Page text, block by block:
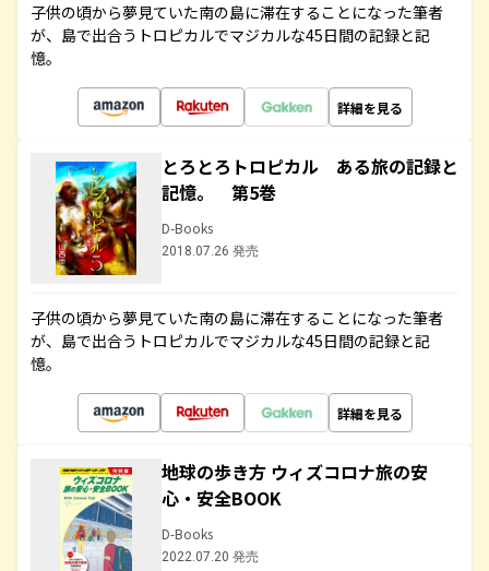
子供の頃から夢見ていた南の島に滞在することになった筆者
が、島で出合うトロピカルでマジカルな45日間の記録と記
憶。
詳細を見る
とろとろトロピカル ある旅の記録と
記憶。 第5巻
D-Books
2018.07.26 発売
子供の頃から夢見ていた南の島に滞在することになった筆者
が、島で出合うトロピカルでマジカルな45日間の記録と記
憶。
詳細を見る
地球の歩き方 ウィズコロナ旅の安
心・安全BOOK
D-Books
2022.07.20 発売